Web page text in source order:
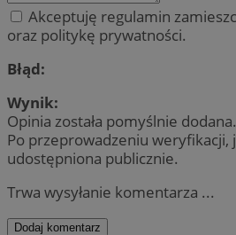
Akceptuję regulamin
oraz politykę prywatności.
Błąd:
Wynik:
Opinia została pomyślnie dodana.
Po przeprowadzeniu weryfikacji,
udostępniona publicznie.
Trwa wysyłanie komentarza ...
Dodaj komentarz